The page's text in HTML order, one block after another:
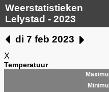
Weerstatistieken
Lelystad - 2023
di 7 feb 2023
X
Temperatuur